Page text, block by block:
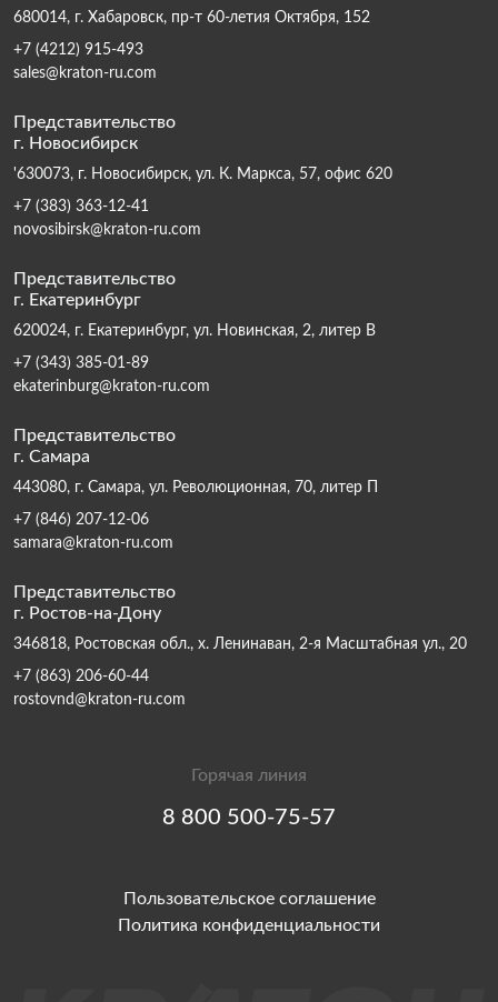
680014, г. Хабаровск, пр-т 60-летия Октября, 152
+7 (4212) 915-493
sales@kraton-ru.com
Представительство
г. Новосибирск
'630073, г. Новосибирск, ул. К. Маркса, 57, офис 620
+7 (383) 363-12-41
novosibirsk@kraton-ru.com
Представительство
г. Екатеринбург
620024, г. Екатеринбург, ул. Новинская, 2, литер В
+7 (343) 385-01-89
ekaterinburg@kraton-ru.com
Представительство
г. Самара
443080, г. Самара, ул. Революционная, 70, литер П
+7 (846) 207-12-06
samara@kraton-ru.com
Представительство
г. Ростов-на-Дону
346818, Ростовская обл., х. Ленинаван, 2-я Масштабная ул., 20
+7 (863) 206-60-44
rostovnd@kraton-ru.com
Горячая линия
8 800 500-75-57
Пользовательское соглашение
Политика конфиденциальности